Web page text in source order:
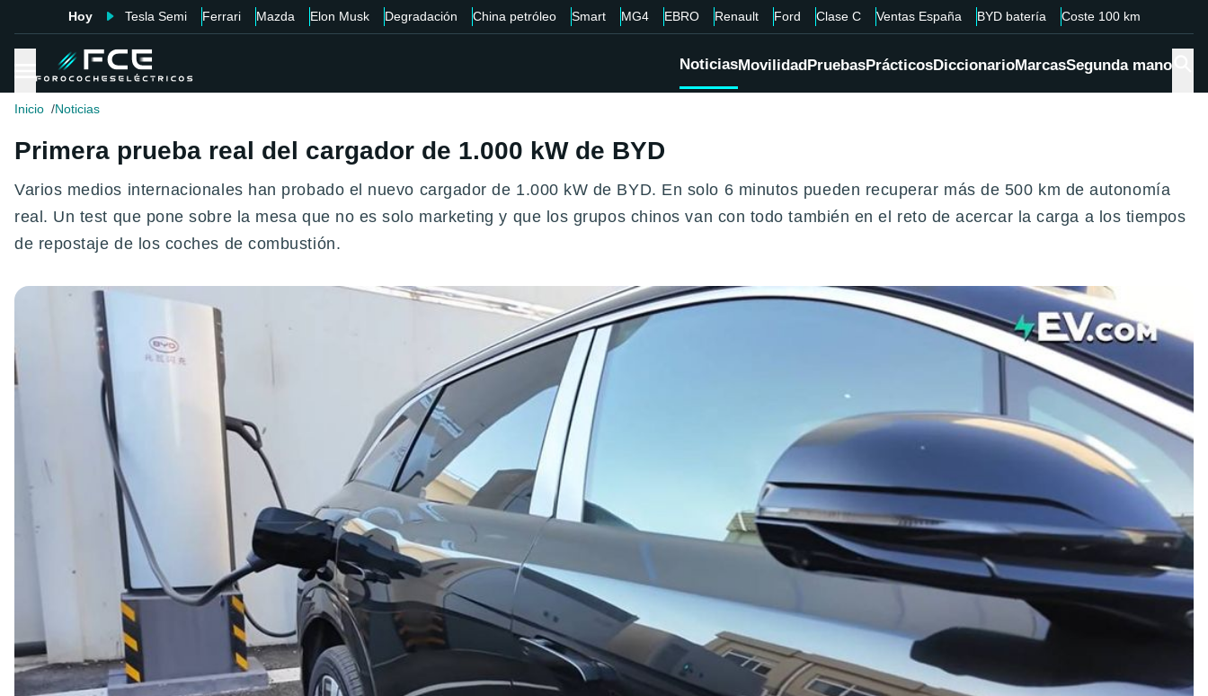
Hoy Tesla Semi Ferrari Mazda Elon Musk Degradación China petróleo Smart MG4 EBRO Renault Ford Clase C Ventas España BYD batería Coste 100 km
NoticiasMovilidadPruebasPrácticosDiccionarioMarcasSegunda mano
Inicio Noticias
Primera prueba real del cargador de 1.000 kW de BYD
Varios medios internacionales han probado el nuevo cargador de 1.000 kW de BYD. En solo 6 minutos pueden recuperar más de 500 km de autonomía
real. Un test que pone sobre la mesa que no es solo marketing y que los grupos chinos van con todo también en el reto de acercar la carga a los tiempos
de repostaje de los coches de combustión.